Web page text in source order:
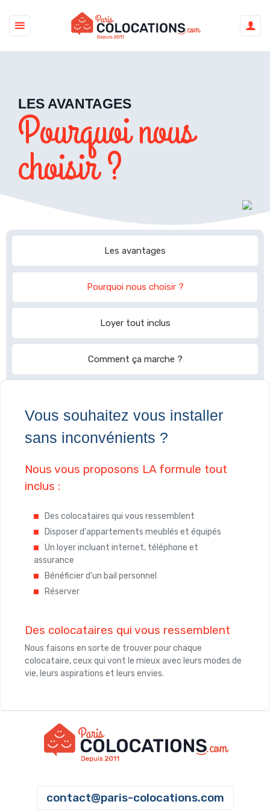
LES AVANTAGES
Pourquoi nous
choisir ?
Les avantages
Pourquoi nous choisir ?
Loyer tout inclus
Comment ça marche ?
Vous souhaitez vous installer
sans inconvénients ?
Nous vous proposons LA formule tout
inclus :
Des colocataires qui vous ressemblent
Disposer d'appartements meublés et équipés
Un loyer incluant internet, téléphone et
assurance
Bénéficier d'un bail personnel
Réserver
Des colocataires qui vous ressemblent
Nous faisons en sorte de trouver pour chaque
colocataire, ceux qui vont le mieux avec leurs modes de
vie, leurs aspirations et leurs envies.
contact@paris-colocations.com